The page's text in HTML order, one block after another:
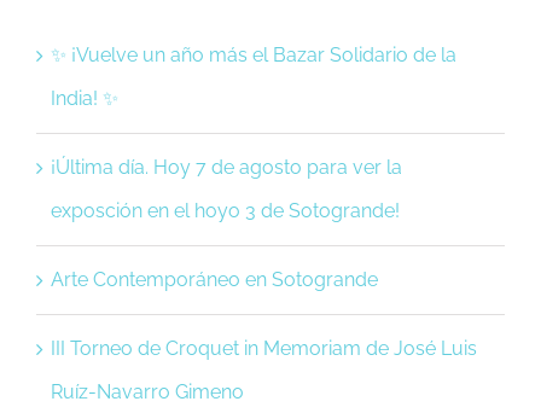
✨ ¡Vuelve un año más el Bazar Solidario de la
India! ✨
¡Última día. Hoy 7 de agosto para ver la
exposción en el hoyo 3 de Sotogrande!
Arte Contemporáneo en Sotogrande
III Torneo de Croquet in Memoriam de José Luis
Ruíz-Navarro Gimeno